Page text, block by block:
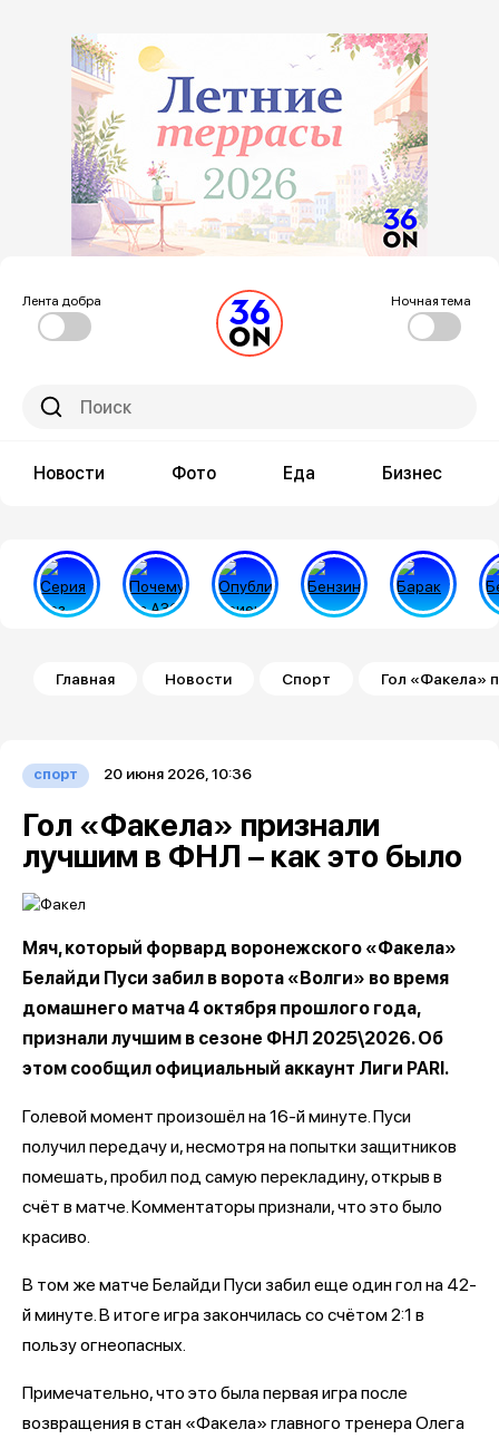
Лента добра Ночная тема
Новости Фото Еда Бизнес
Строка навигации
Главная Новости Спорт Гол «Факела»
спорт 20 июня 2026, 10:36
Гол «Факела» признали
лучшим в ФНЛ – как это было
Мяч, который форвард воронежского «Факела»
Белайди Пуси забил в ворота «Волги» во время
домашнего матча 4 октября прошлого года,
признали лучшим в сезоне ФНЛ 2025\2026. Об
этом сообщил официальный аккаунт Лиги PARI.
Голевой момент произошёл на 16-й минуте. Пуси
получил передачу и, несмотря на попытки защитников
помешать, пробил под самую перекладину, открыв в
счёт в матче. Комментаторы признали, что это было
красиво.
В том же матче Белайди Пуси забил еще один гол на 42-
й минуте. В итоге игра закончилась со счётом 2:1 в
пользу огнеопасных.
Примечательно, что это была первая игра после
возвращения в стан «Факела» главного тренера Олега